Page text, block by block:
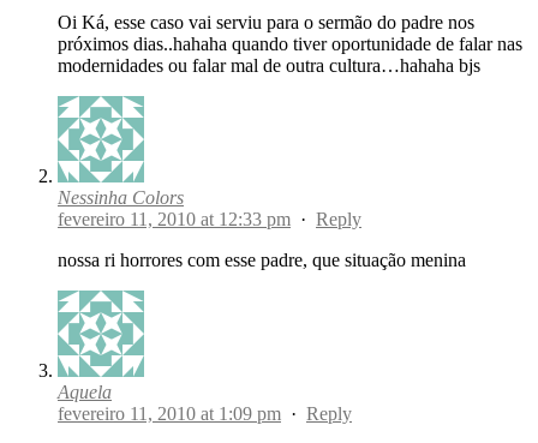
Oi Ká, esse caso vai serviu para o sermão do padre nos
próximos dias..hahaha quando tiver oportunidade de falar nas
modernidades ou falar mal de outra cultura…hahaha bjs
Nessinha Colors
fevereiro 11, 2010 at 12:33 pm · Reply
nossa ri horrores com esse padre, que situação menina
Aquela
fevereiro 11, 2010 at 1:09 pm · Reply